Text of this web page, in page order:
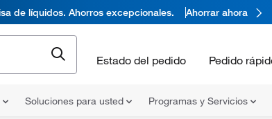
de líquidos. Ahorros excepcionales. Ahorrar ahora
Estado del pedido Pedido
Soluciones para usted Programas y Servicios